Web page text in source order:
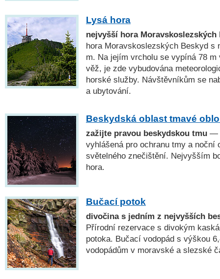
Lysá hora
nejvyšší hora Moravskoslezských
hora Moravskoslezských Beskyd s
m. Na jejím vrcholu se vypíná 78
věž, je zde vybudována
horské služby. Návštěvníkům se
a ubytování.
Beskydská oblast tmavé
zažijte pravou beskydskou tmu —
vyhlášená pro ochranu tmy a noční
světelného znečištění. Nejvyšším
hora.
Bučací potok
divočina s jedním z nejvyšších
Přírodní rezervace s divokým
potoka. Bučací vodopád s výškou
vodopádům v moravské a slezské